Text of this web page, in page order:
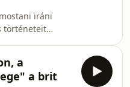
számos más
hogy a
kulturális életé
iráni
történeteit
mindig
a
a brit